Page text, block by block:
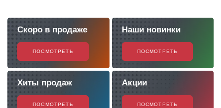
Скоро в продаже
ПОСМОТРЕТЬ
Наши новинки
ПОСМОТРЕТЬ
Хиты продаж
ПОСМОТРЕТЬ
Акции
ПОСМОТРЕТЬ